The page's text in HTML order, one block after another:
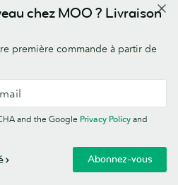
and the GooglePrivacy Policyand
chez MOO ? Livraison
première commande à partir de
Abonnez-vous
and the Google Privacy Policy and